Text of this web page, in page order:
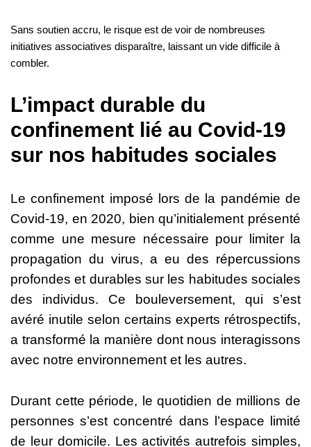
Sans soutien accru, le risque est de voir de nombreuses
initiatives associatives disparaître, laissant un vide difficile à
combler.
L’impact durable du
confinement lié au Covid-19
sur nos habitudes sociales
Le confinement imposé lors de la pandémie de
Covid-19, en 2020, bien qu’initialement présenté
comme une mesure nécessaire pour limiter la
propagation du virus, a eu des répercussions
profondes et durables sur les habitudes sociales
des individus. Ce bouleversement, qui s’est
avéré inutile selon certains experts rétrospectifs,
a transformé la manière dont nous interagissons
avec notre environnement et les autres.
Durant cette période, le quotidien de millions de
personnes s’est concentré dans l’espace limité
de leur domicile. Les activités autrefois simples,